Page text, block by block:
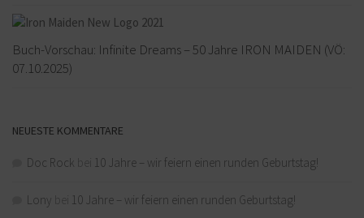
Buch-Vorschau: Infinite Dreams – 50 Jahre IRON MAIDEN (VÖ:
07.10.2025)
NEUESTE KOMMENTARE
Doc Rock 10 Jahre – wir feiern einen runden Geburtstag!
Lony 10 Jahre – wir feiern einen runden Geburtstag!